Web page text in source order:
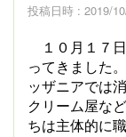
投稿日時 : 2019/
１０月１７
ってきました
ッザニアでは
クリーム屋な
ちは主体的に